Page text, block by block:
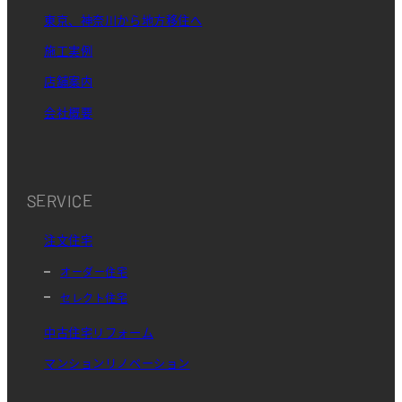
東京、神奈川から地方移住へ
施工実例
店舗案内
会社概要
SERVICE
注文住宅
オーダー住宅
セレクト住宅
中古住宅リフォーム
マンションリノベーション